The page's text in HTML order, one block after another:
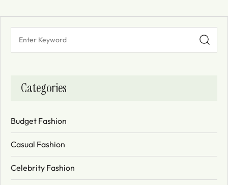
Categories
Budget Fashion
Casual Fashion
Celebrity Fashion